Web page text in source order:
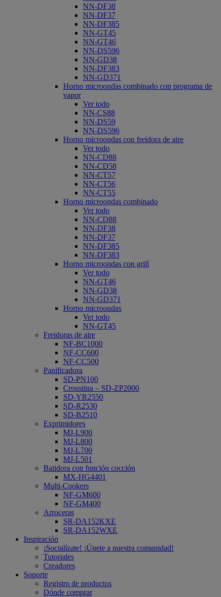
NN-DF38
NN-DF37
NN-DF385
NN-GT45
NN-GT46
NN-DS596
NN-GD38
NN-DF383
NN-GD371
Horno microondas combinado con programa de
vapor
Ver todo
NN-CS88
NN-DS59
NN-DS596
Horno microondas con freidora de aire
Ver todo
NN-CD88
NN-CD58
NN-CT57
NN-CT56
NN-CT55
Horno microondas combinado
Ver todo
NN-CD88
NN-DF38
NN-DF37
NN-DF385
NN-DF383
Horno microondas con grill
Ver todo
NN-GT46
NN-GD38
NN-GD371
Horno microondas
Ver todo
NN-GT45
Freidoras de aire
NF-BC1000
NF-CC600
NF-CC500
Panificadora
SD-PN100
Croustina – SD-ZP2000
SD-YR2550
SD-R2530
SD-B2510
Exprimidores
MJ-L900
MJ-L800
MJ-L700
MJ-L501
Batidora con función cocción
MX-HG4401
Multi-Cookers
NF-GM600
NF-GM400
Arroceras
SR-DA152KXE
SR-DA152WXE
Inspiración
¡Socialízate! ¡Únete a nuestra comunidad!
Tutoriales
Creadores
Soporte
Registro de productos
Dónde comprar